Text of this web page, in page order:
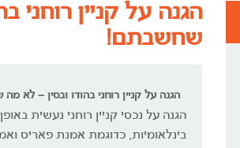
הגנה על קניין רוחני
שחשבתם!
הגנה על קניין רוחני בהודו ובסין – לא
הגנה על נכסי קניין רוחני נעשית